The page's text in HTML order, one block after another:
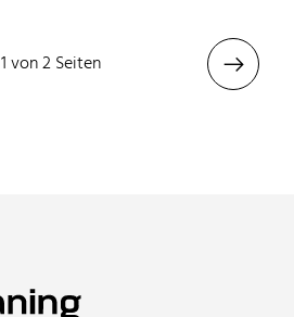
1 von 2 Seiten 